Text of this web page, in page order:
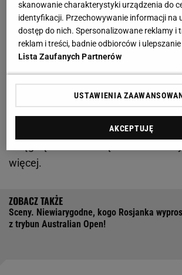
Iga Świątek gra dalej w Australian
Wyprzedza Arynę Sabalenkę
Dzięki temu 23-latka jest bardzo
dorobku w rankingu WTA. W
zwycięstwo pozwoli jej na
więcej.
Sceny. Niewiarygodne, kogo Rosjanka
z trybun Australian Open!
skanowanie charakterystyki urządzenia do
identyfikacji. Przechowywanie informacji na
dostęp do nich. Spersonalizowane reklamy i
reklam i treści, badnie odbiorców i ulepszanie
Lista Zaufanych Partnerów
USTAWIENIA
AKCEPTUJĘ